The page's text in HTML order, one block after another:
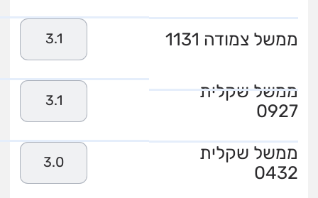
ממשל צמודה 1131 3.1
ממשל שקלית
0927
3.1
ממשל שקלית
0432
3.0